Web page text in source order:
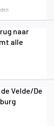
naar
alle
Velde/De